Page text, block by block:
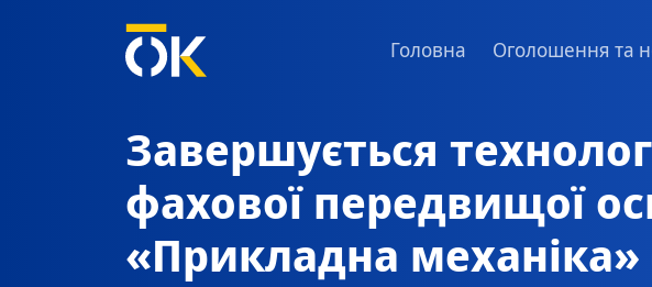
Головна Оголошення та
Завершується
фахової передвищої
«Прикладна